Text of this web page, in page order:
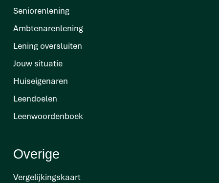
Seniorenlening
Ambtenarenlening
Lening oversluiten
Jouw situatie
Huiseigenaren
Leendoelen
Leenwoordenboek
Overige
Vergelijkingskaart